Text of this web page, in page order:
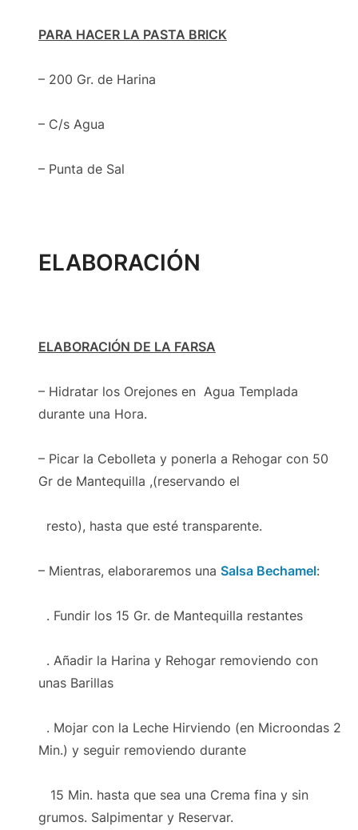
PARA HACER LA PASTA BRICK
– 200 Gr. de Harina
– C/s Agua
– Punta de Sal
ELABORACIÓN
ELABORACIÓN DE LA FARSA
– Hidratar los Orejones en Agua Templada
durante una Hora.
– Picar la Cebolleta y ponerla a Rehogar con 50
Gr de Mantequilla ,(reservando el
resto), hasta que esté transparente.
– Mientras, elaboraremos una Salsa Bechamel:
. Fundir los 15 Gr. de Mantequilla restantes
. Añadir la Harina y Rehogar removiendo con
unas Barillas
. Mojar con la Leche Hirviendo (en Microondas 2
Min.) y seguir removiendo durante
15 Min. hasta que sea una Crema fina y sin
grumos. Salpimentar y Reservar.